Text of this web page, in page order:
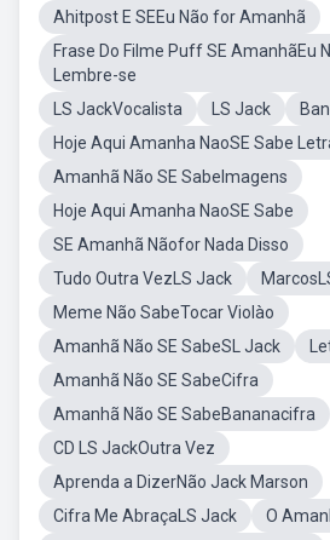
Ahitpost E SEEu Não for Amanhã
Frase Do Filme Puff SE AmanhãEu
Lembre-se
LS JackVocalista
LS Jack
Hoje Aqui Amanha NaoSE Sabe
Amanhã Não SE SabeImagens
Hoje Aqui Amanha NaoSE Sabe
SE Amanhã Nãofor Nada Disso
Tudo Outra VezLS Jack
Meme Não SabeTocar Violào
Amanhã Não SE SabeSL Jack
Amanhã Não SE SabeCifra
Amanhã Não SE SabeBananacifra
CD LS JackOutra Vez
Aprenda a DizerNão Jack Marson
Cifra Me AbraçaLS Jack
O